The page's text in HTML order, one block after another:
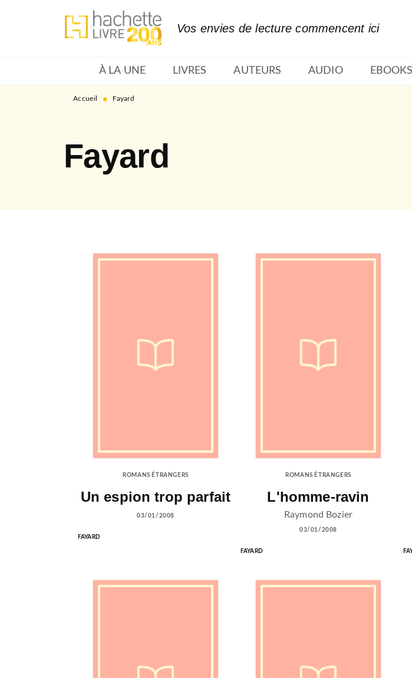
MENU RECHERCHE
Vos envies de lecture commencent ici
À LA UNE LIVRES AUTEURS AUDIO EBOOKS
Accueil • Fayard
Fayard
ROMANS ÉTRANGERS
Un espion trop parfait
03/01/2008
FAYARD
ROMANS ÉTRANGERS
L'homme-ravin
Raymond Bozier
03/01/2008
FAYARD